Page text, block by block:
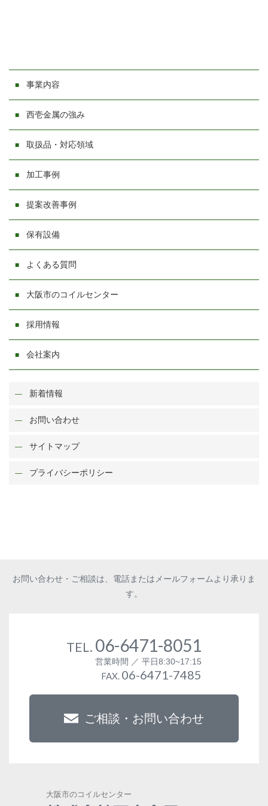
事業内容
西壱金属の強み
取扱品・対応領域
加工事例
提案改善事例
保有設備
よくある質問
大阪市のコイルセンター
採用情報
会社案内
新着情報
お問い合わせ
サイトマップ
プライバシーポリシー
お問い合わせ・ご相談は、電話またはメールフォームより承りま
す。
TEL. 06-6471-8051
営業時間 ／ 平日8:30~17:15
FAX. 06-6471-7485
ご相談・お問い合わせ
大阪市のコイルセンター